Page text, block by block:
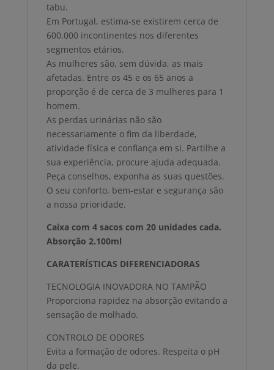
tabu.
Em Portugal, estima-se existirem cerca de
600.000 incontinentes nos diferentes
segmentos etários.
As mulheres são, sem dúvida, as mais
afetadas. Entre os 45 e os 65 anos a
proporção é de cerca de 3 mulheres para 1
homem.
As perdas urinárias não são
necessariamente o fim da liberdade,
atividade física e confiança em si. Partilhe a
sua experiência, procure ajuda adequada.
Peça conselhos, exponha as suas questões.
O seu conforto, bem-estar e segurança são
a nossa prioridade.
Caixa com 4 sacos com 20 unidades cada.
Absorção 2.100ml
CARATERÍSTICAS DIFERENCIADORAS
TECNOLOGIA INOVADORA NO TAMPÃO
Proporciona rapidez na absorção evitando a
sensação de molhado.
CONTROLO DE ODORES
Evita a formação de odores. Respeita o pH
da pele.